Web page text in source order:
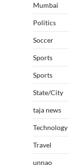
Mumbai
Politics
Soccer
Sports
Sports
State/City
taja news
Technology
Travel
unnao